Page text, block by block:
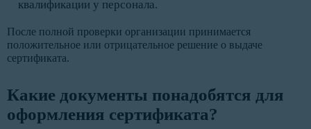
квалификации у персонала.
После полной проверки организации принимается
положительное или отрицательное решение о выдаче
сертификата.
Какие документы понадобятся для
оформления сертификата?